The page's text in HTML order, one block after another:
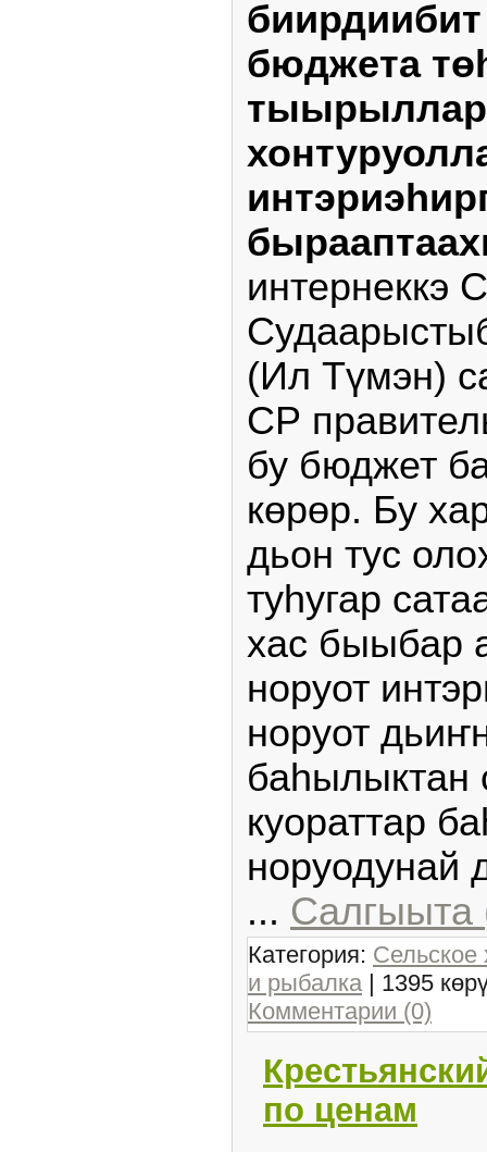
бюджета
интернеккэ
(Ил Түмэн)
СР
бу бюджет
көрөр. Бу
дьон тус
туһугар
хас быыбар
норуот
норуот
баһылыктан
куораттар
норуодунай
... Салгыыта
Категория: Сельское
и рыбалка | 1395
Комментарии (0)
по ценам